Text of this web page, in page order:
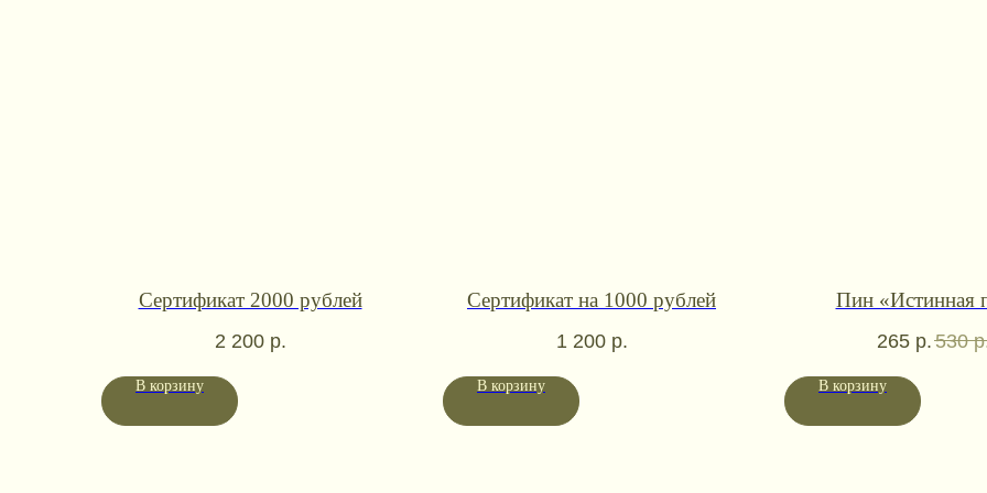
Сертификат 2000 рублей
2 200 р.
В корзину
Сертификат на 1000 рублей
1 200 р.
В корзину
Пин «Истинная
265 р.530
В корзину